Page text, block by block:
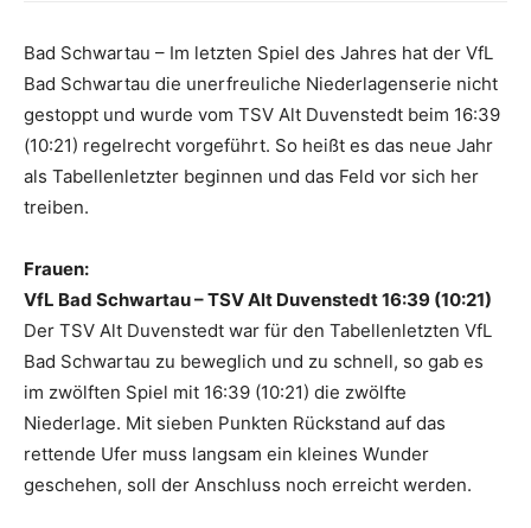
Bad Schwartau – Im letzten Spiel des Jahres hat der VfL
Bad Schwartau die unerfreuliche Niederlagenserie nicht
gestoppt und wurde vom TSV Alt Duvenstedt beim 16:39
(10:21) regelrecht vorgeführt. So heißt es das neue Jahr
als Tabellenletzter beginnen und das Feld vor sich her
treiben.
Frauen:
VfL Bad Schwartau – TSV Alt Duvenstedt 16:39 (10:21)
Der TSV Alt Duvenstedt war für den Tabellenletzten VfL
Bad Schwartau zu beweglich und zu schnell, so gab es
im zwölften Spiel mit 16:39 (10:21) die zwölfte
Niederlage. Mit sieben Punkten Rückstand auf das
rettende Ufer muss langsam ein kleines Wunder
geschehen, soll der Anschluss noch erreicht werden.